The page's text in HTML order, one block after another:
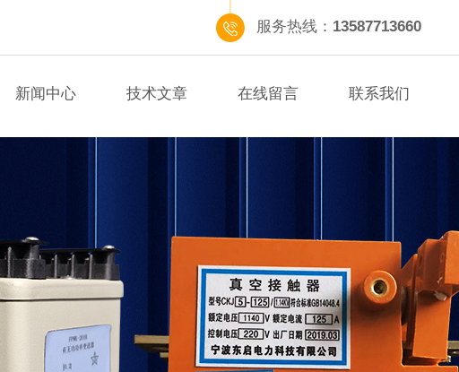
服务热线： 13587713660
新闻中心 技术文章 在线留言 联系我们